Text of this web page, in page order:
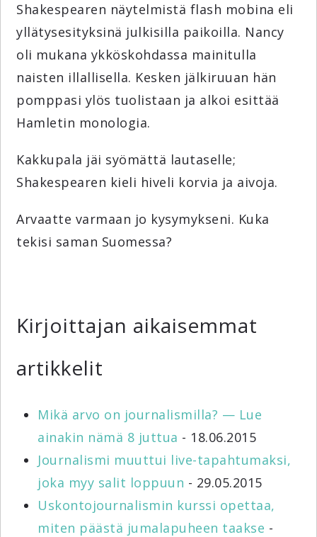
Shakespearen näytelmistä flash mobina eli
yllätysesityksinä julkisilla paikoilla. Nancy
oli mukana ykköskohdassa mainitulla
naisten illallisella. Kesken jälkiruuan hän
pomppasi ylös tuolistaan ja alkoi esittää
Hamletin monologia.
Kakkupala jäi syömättä lautaselle;
Shakespearen kieli hiveli korvia ja aivoja.
Arvaatte varmaan jo kysymykseni. Kuka
tekisi saman Suomessa?
Kirjoittajan aikaisemmat
artikkelit
Mikä arvo on journalismilla? — Lue
ainakin nämä 8 juttua - 18.06.2015
Journalismi muuttui live-tapahtumaksi,
joka myy salit loppuun - 29.05.2015
Uskontojournalismin kurssi opettaa,
miten päästä jumalapuheen taakse -